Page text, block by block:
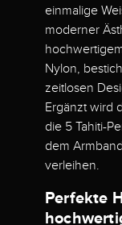
einmalige
moderner
Nylon,
zeitlosen
Ergänzt wird
die 5 Tahiti-
dem
verleihen.
Perfekte